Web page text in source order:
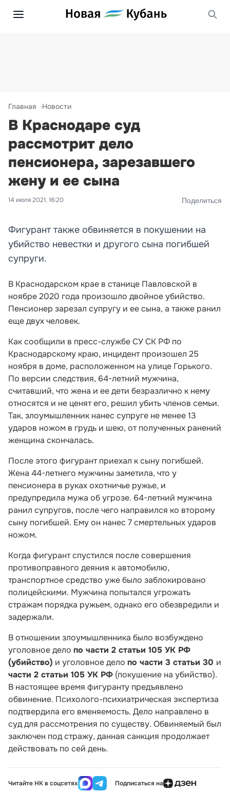
Главная Новости
В Краснодаре суд
рассмотрит дело
пенсионера, зарезавшего
жену и ее сына
14 июля 2021, 16:20 Поделиться
Фигурант также обвиняется в покушении на
убийство невестки и другого сына погибшей
супруги.
В Краснодарском крае в станице Павловской в
ноябре 2020 года произошло двойное убийство.
Пенсионер зарезал супругу и ее сына, а также ранил
еще двух человек.
Как сообщили в пресс-службе СУ СК РФ по
Краснодарскому краю, инцидент произошел 25
ноября в доме, расположенном на улице Горького.
По версии следствия, 64-летний мужчина,
считавший, что жена и ее дети безразлично к нему
относятся и не ценят его, решил убить членов семьи.
Так, злоумышленник нанес супруге не менее 13
ударов ножом в грудь и шею, от полученных ранений
женщина скончалась.
После этого фигурант приехал к сыну погибшей.
Жена 44-летнего мужчины заметила, что у
пенсионера в руках охотничье ружье, и
предупредила мужа об угрозе. 64-летний мужчина
ранил супругов, после чего направился ко второму
сыну погибшей. Ему он нанес 7 смертельных ударов
ножом.
Когда фигурант спустился после совершения
противоправного деяния к автомобилю,
транспортное средство уже было заблокировано
полицейскими. Мужчина попытался угрожать
стражам порядка ружьем, однако его обезвредили и
задержали.
В отношении злоумышленника было возбуждено
уголовное дело по части 2 статьи 105 УК РФ
(убийство) и уголовное дело по части 3 статьи 30 и
части 2 статьи 105 УК РФ (покушение на убийство).
В настоящее время фигуранту предъявлено
обвинение. Психолого-психиатрическая экспертиза
подтвердила его вменяемость. Дело направлено в
суд для рассмотрения по существу. Обвиняемый был
заключен под стражу, данная санкция продолжает
действовать по сей день.
Читайте НК в соцсетях Подписаться на